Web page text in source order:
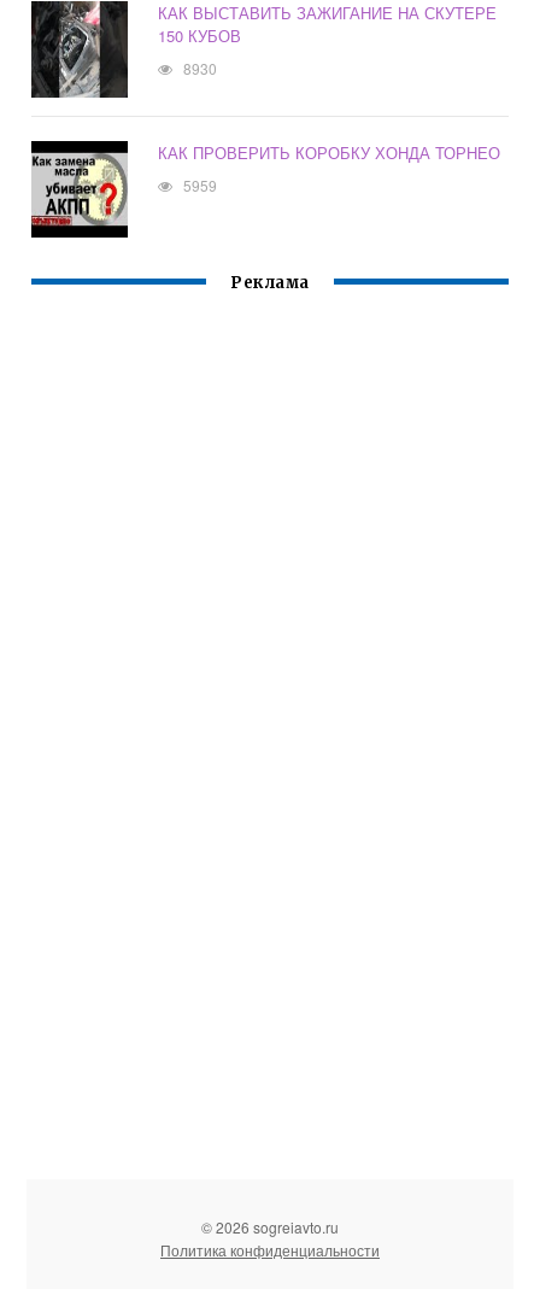
КАК ВЫСТАВИТЬ ЗАЖИГАНИЕ НА СКУТЕРЕ
150 КУБОВ
8930
КАК ПРОВЕРИТЬ КОРОБКУ ХОНДА ТОРНЕО
5959
Реклама
© 2026 sogreiavto.ru
Политика конфиденциальности